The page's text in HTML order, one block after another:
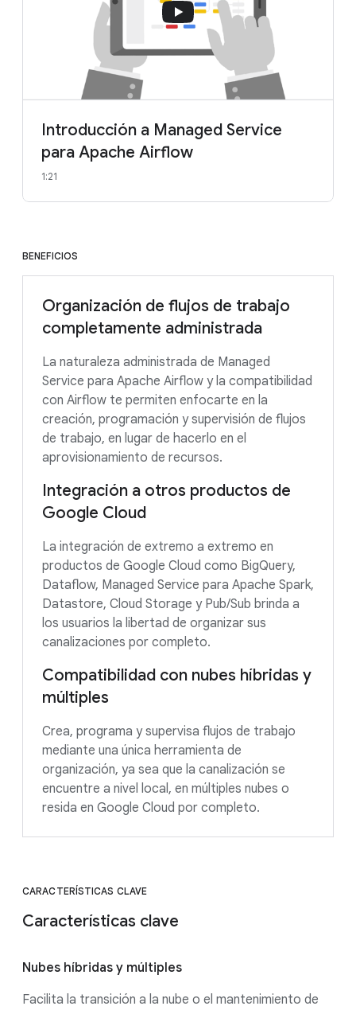
Introducción a Managed Service
para Apache Airflow
1:21
BENEFICIOS
Organización de flujos de trabajo
completamente administrada
La naturaleza administrada de Managed
Service para Apache Airflow y la compatibilidad
con Airflow te permiten enfocarte en la
creación, programación y supervisión de flujos
de trabajo, en lugar de hacerlo en el
aprovisionamiento de recursos.
Integración a otros productos de
Google Cloud
La integración de extremo a extremo en
productos de Google Cloud como BigQuery,
Dataflow, Managed Service para Apache Spark,
Datastore, Cloud Storage y Pub/Sub brinda a
los usuarios la libertad de organizar sus
canalizaciones por completo.
Compatibilidad con nubes híbridas y
múltiples
Crea, programa y supervisa flujos de trabajo
mediante una única herramienta de
organización, ya sea que la canalización se
encuentre a nivel local, en múltiples nubes o
resida en Google Cloud por completo.
CARACTERÍSTICAS CLAVE
Características clave
Nubes híbridas y múltiples
Facilita la transición a la nube o el mantenimiento de